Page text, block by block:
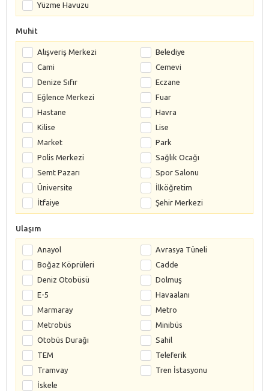
Yüzme Havuzu
Muhit
Alışveriş Merkezi
Belediye
Cami
Cemevi
Denize Sıfır
Eczane
Eğlence Merkezi
Fuar
Hastane
Havra
Kilise
Lise
Market
Park
Polis Merkezi
Sağlık Ocağı
Semt Pazarı
Spor Salonu
Üniversite
İlköğretim
İtfaiye
Şehir Merkezi
Ulaşım
Anayol
Avrasya Tüneli
Boğaz Köprüleri
Cadde
Deniz Otobüsü
Dolmuş
E-5
Havaalanı
Marmaray
Metro
Metrobüs
Minibüs
Otobüs Durağı
Sahil
TEM
Teleferik
Tramvay
Tren İstasyonu
İskele